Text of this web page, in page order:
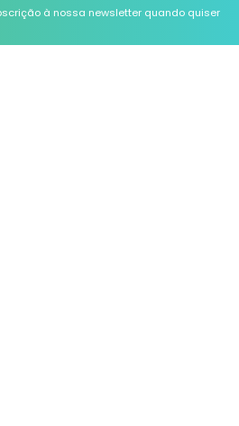
à nossa newsletter quando quiser